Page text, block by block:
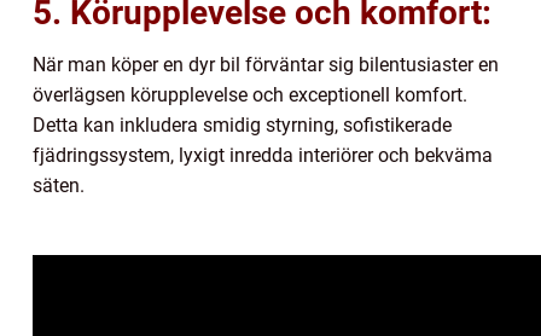
5. Körupplevelse och komfort:
När man köper en dyr bil förväntar sig bilentusiaster en
överlägsen körupplevelse och exceptionell komfort.
Detta kan inkludera smidig styrning, sofistikerade
fjädringssystem, lyxigt inredda interiörer och bekväma
säten.